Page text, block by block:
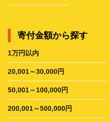
寄付金額から探す
1万円以内
20,001～30,000円
50,001～100,000円
200,001～500,000円